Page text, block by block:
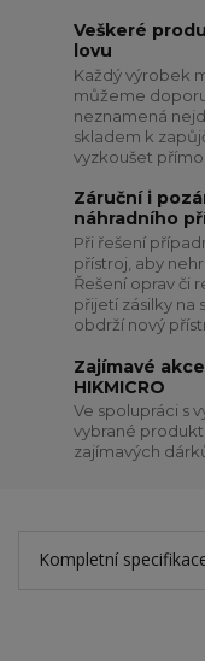
Veškeré
lovu
Každý výrobek
můžeme
neznamená
skladem k
vyzkoušet
Záruční i
náhradního
Při řešení
přístroj, aby
Řešení oprav či
přijetí zásilky na
obdrží nový
Zajímavé
HIKMICRO
Ve spolupráci s
vybrané
zajímavých
Kompletní